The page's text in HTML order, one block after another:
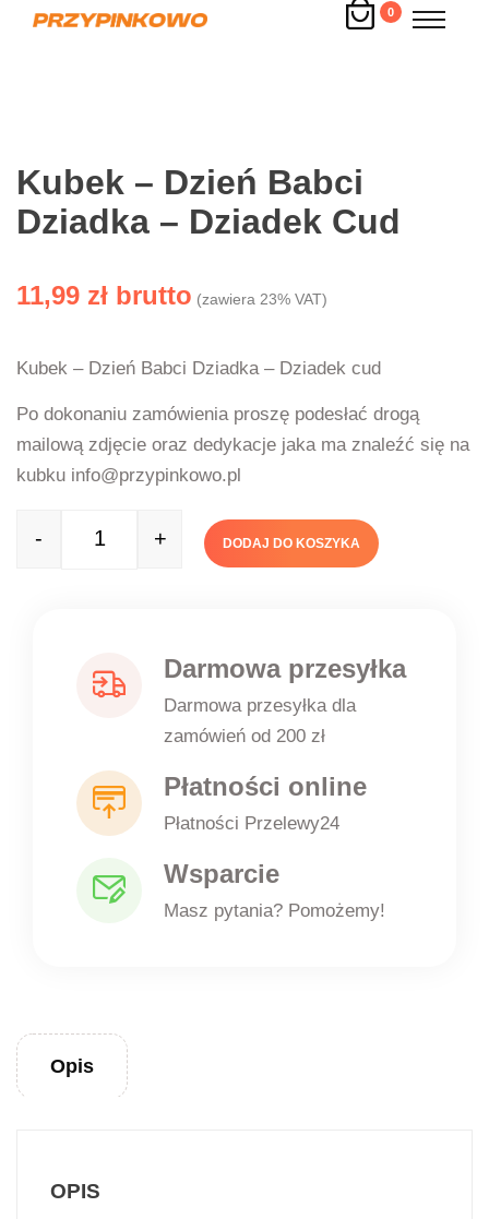
0
Kubek – Dzień Babci
Dziadka – Dziadek Cud
11,99 zł (zawiera 23% VAT)
Kubek – Dzień Babci Dziadka – Dziadek cud
Po dokonaniu zamówienia proszę podesłać drogą
mailową zdjęcie oraz dedykacje jaka ma znaleźć się na
kubku info@przypinkowo.pl
Quantity
- + DODAJ DO KOSZYKA
Darmowa przesyłka
Darmowa przesyłka dla
zamówień od 200 zł
Płatności online
Płatności Przelewy24
Wsparcie
Masz pytania? Pomożemy!
Opis
OPIS